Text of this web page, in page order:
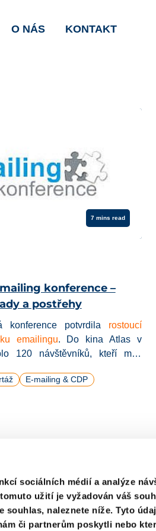
sociálních médií a analýze
užití je vyžadován váš
naleznete níže. Tyto
či partnerům poskytli nebo
O NÁS KONTAKT
7 mins read
konference –
a postřehy
konference potvrdila rostoucí
emailingu. Do kina Atlas v
120 návštěvníků, kteří měli
strategie, copywriting,
E-mailing & CDP
ACOMWARE Ltd